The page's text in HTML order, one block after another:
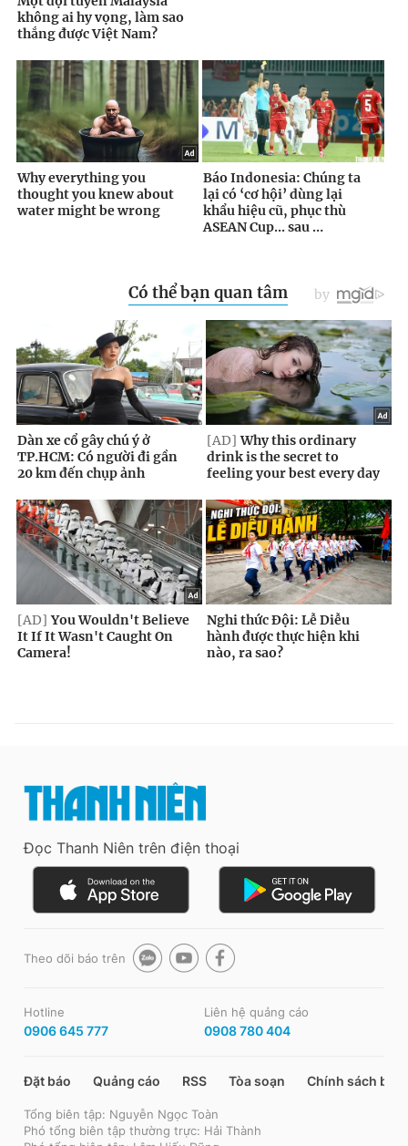
Đọc Thanh Niên trên điện thoại
Theo dõi báo trên
Hotline
0906 645 777
Liên hệ quảng cáo
0908 780 404
Đặt báo Quảng cáo RSS Tòa soạn Chính sách bảo
Tổng biên tập: Nguyễn Ngọc Toàn
Phó tổng biên tập thường trực: Hải Thành